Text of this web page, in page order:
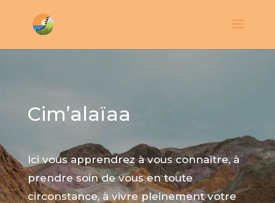
Cim’alaïaa
Ici vous apprendrez à vous connaître, à
prendre soin de vous en toute
circonstance, à vivre pleinement votre